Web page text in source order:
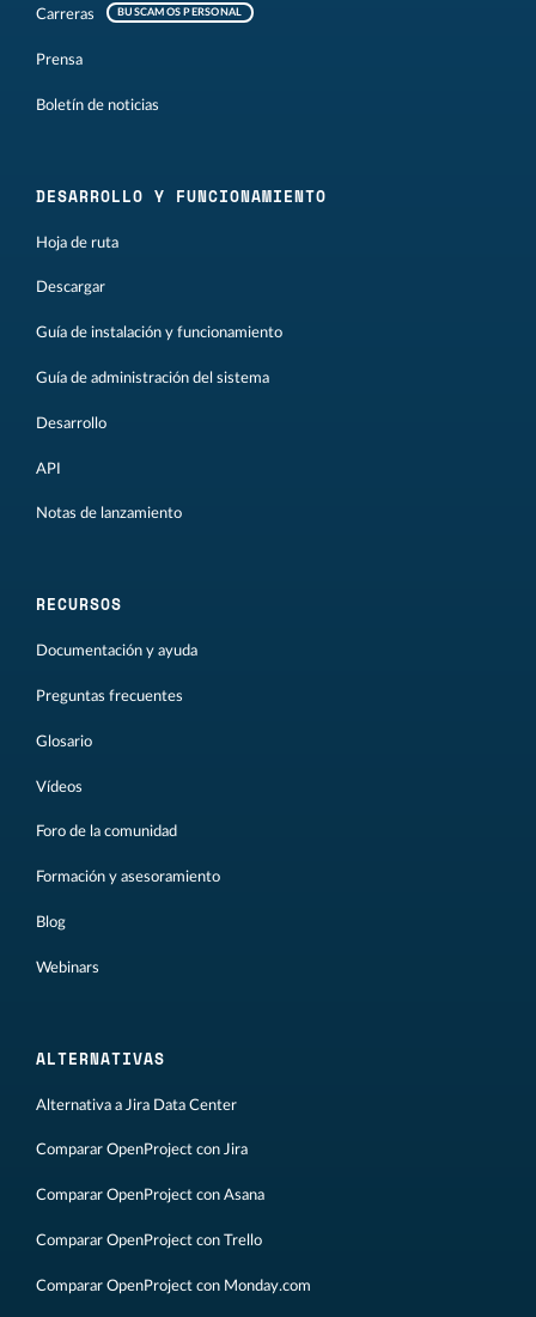
Carreras BUSCAMOS PERSONAL
Prensa
Boletín de noticias
DESARROLLO Y FUNCIONAMIENTO
Hoja de ruta
Descargar
Guía de instalación y funcionamiento
Guía de administración del sistema
Desarrollo
API
Notas de lanzamiento
RECURSOS
Documentación y ayuda
Preguntas frecuentes
Glosario
Vídeos
Foro de la comunidad
Formación y asesoramiento
Blog
Webinars
ALTERNATIVAS
Alternativa a Jira Data Center
Comparar OpenProject con Jira
Comparar OpenProject con Asana
Comparar OpenProject con Trello
Comparar OpenProject con Monday.com